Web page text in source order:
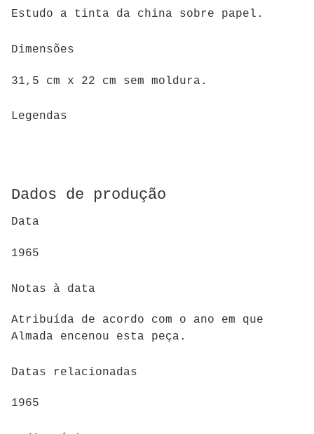
Estudo a tinta da china sobre papel.
Dimensões
31,5 cm x 22 cm sem moldura.
Legendas
Dados de produção
Data
1965
Notas à data
Atribuída de acordo com o ano em que
Almada encenou esta peça.
Datas relacionadas
1965